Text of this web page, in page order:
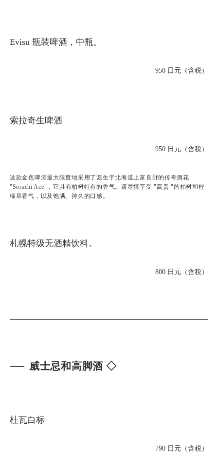
Evisu 瓶装啤酒，中瓶。
950 日元（含税）
索拉奇生啤酒
950 日元（含税）
这款金色啤酒最大限度地采用了诞生于北海道上富良野的传奇酒花
"Sorachi Ace"，它具有柏树特有的香气。请尽情享受 "高贵 "的柏树和柠
檬草香气，以及饱满、持久的口感。
札幌特级无酒精饮料。
800 日元（含税）
威士忌和高脚酒 ◇
杜瓦白标
790 日元（含税）